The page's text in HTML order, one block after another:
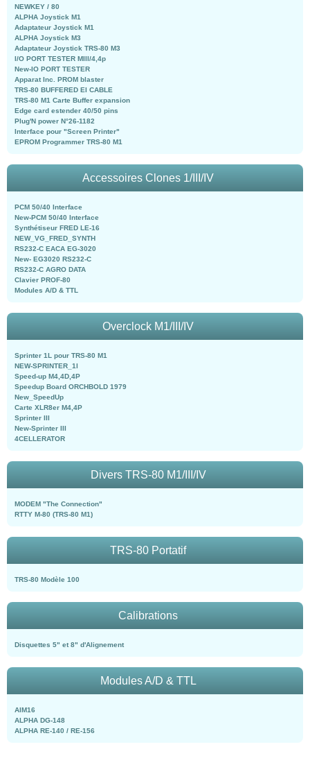
NEWKEY / 80
ALPHA Joystick M1
Adaptateur Joystick M1
ALPHA Joystick M3
Adaptateur Joystick TRS-80 M3
I/O PORT TESTER MIII/4,4p
New-IO PORT TESTER
Apparat Inc. PROM blaster
TRS-80 BUFFERED EI CABLE
TRS-80 M1 Carte Buffer expansion
Edge card estender 40/50 pins
Plug'N power N°26-1182
Interface pour "Screen Printer"
EPROM Programmer TRS-80 M1
Accessoires Clones 1/III/IV
PCM 50/40 Interface
New-PCM 50/40 Interface
Synthétiseur FRED LE-16
NEW_VG_FRED_SYNTH
RS232-C EACA EG-3020
New- EG3020 RS232-C
RS232-C AGRO DATA
Clavier PROF-80
Modules A/D & TTL
Overclock M1/III/IV
Sprinter 1L pour TRS-80 M1
NEW-SPRINTER_1l
Speed-up M4,4D,4P
Speedup Board ORCHBOLD 1979
New_SpeedUp
Carte XLR8er M4,4P
Sprinter III
New-Sprinter III
4CELLERATOR
Divers TRS-80 M1/III/IV
MODEM "The Connection"
RTTY M-80 (TRS-80 M1)
TRS-80 Portatif
TRS-80 Modèle 100
Calibrations
Disquettes 5" et 8" d'Alignement
Modules A/D & TTL
AIM16
ALPHA DG-148
ALPHA RE-140 / RE-156